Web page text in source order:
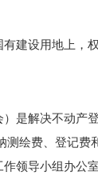
设用地上，权
解决不动产登
测绘费、登记
领导小组办公